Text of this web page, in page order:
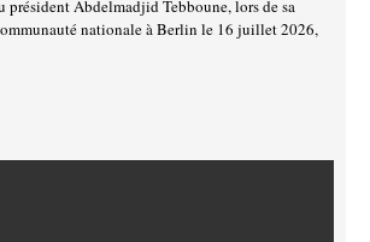
président Abdelmadjid Tebboune, lors de sa
nationale à Berlin le 16 juillet 2026,